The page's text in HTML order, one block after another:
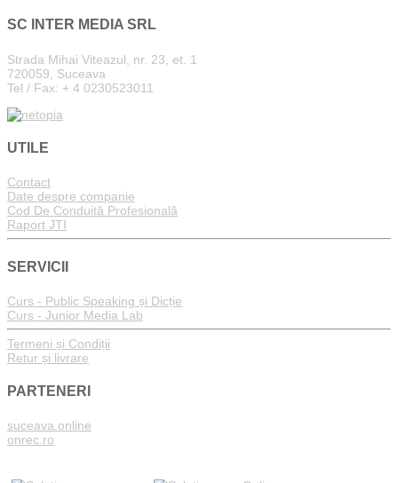
SC INTER MEDIA SRL
Strada Mihai Viteazul, nr. 23, et. 1
720059, Suceava
Tel / Fax: + 4 0230523011
UTILE
Contact
Date despre companie
Cod De Conduită Profesională
Raport JTI
SERVICII
Curs - Public Speaking și Dicție
Curs - Junior Media Lab
Termeni și Condiții
Retur și livrare
PARTENERI
suceava.online
onrec.ro